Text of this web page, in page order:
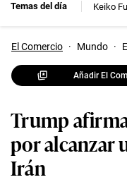
Temas del día Keiko
El Comercio · Mundo ·
Añadir El
Trump
por alcanzar
Irán